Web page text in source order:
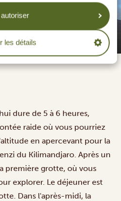
autoriser
les détails
Camp (3 660 m)
dure de 5 à 6 heures,
raide où vous pourriez
en apercevant pour la
du Kilimandjaro. Après un
première grotte, où vous
explorer. Le déjeuner est
Dans l'après-midi, la